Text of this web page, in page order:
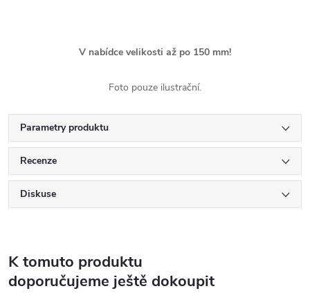
V nabídce velikosti až po 150 mm!
Foto pouze ilustrační.
Parametry produktu
Recenze
Diskuse
K tomuto produktu
doporučujeme ještě dokoupit